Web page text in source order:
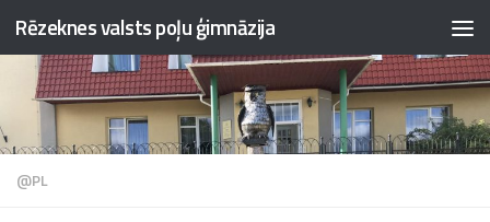
Przejdź do treści
Rēzeknes valsts poļu ģimnāzija
@PL